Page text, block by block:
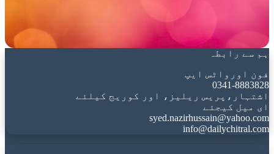
ہم سے رابطہ
فون اورواٹس ایپ
0341-8883828
اشتہار،پریس ریلیز، اور کوریج کیلئے
ای میل کیجئے
syed.nazirhussain@yahoo.com
info@dailychitral.com